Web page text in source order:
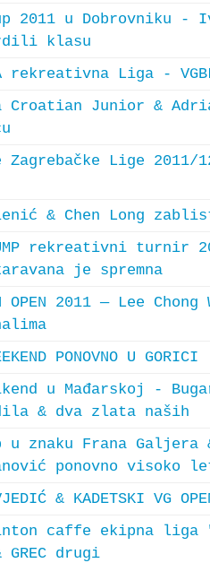
2011 u Dobrovniku -
klasu
rekreativna Liga -
Junior &
Lige 2011/
& Chen Long
rekreativni turnir
je spremna
OPEN 2011 — Lee
PONOVNO U GORICI
u Mađarskoj -
& dva zlata naših
u znaku Frana Galjera
ponovno visoko
& KADETSKI VG
caffe ekipna liga
drugi